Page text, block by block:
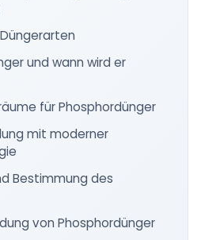
und wann wird er
für Phosphordünger
mit moderner
Bestimmung des
von Phosphordünger